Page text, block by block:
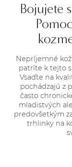
Bojujete
Nepríjemné
patríte k tejto
Vsaďte na
pochádzajú z
často
mladistvých
predovšetkým
trhlinky na